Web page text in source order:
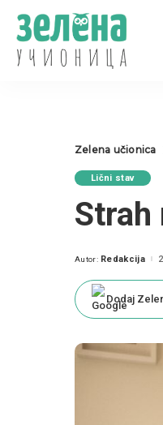
Zelena učionica
Lični stav
Strah
Posted
Autor: Redakcija
Dodaj